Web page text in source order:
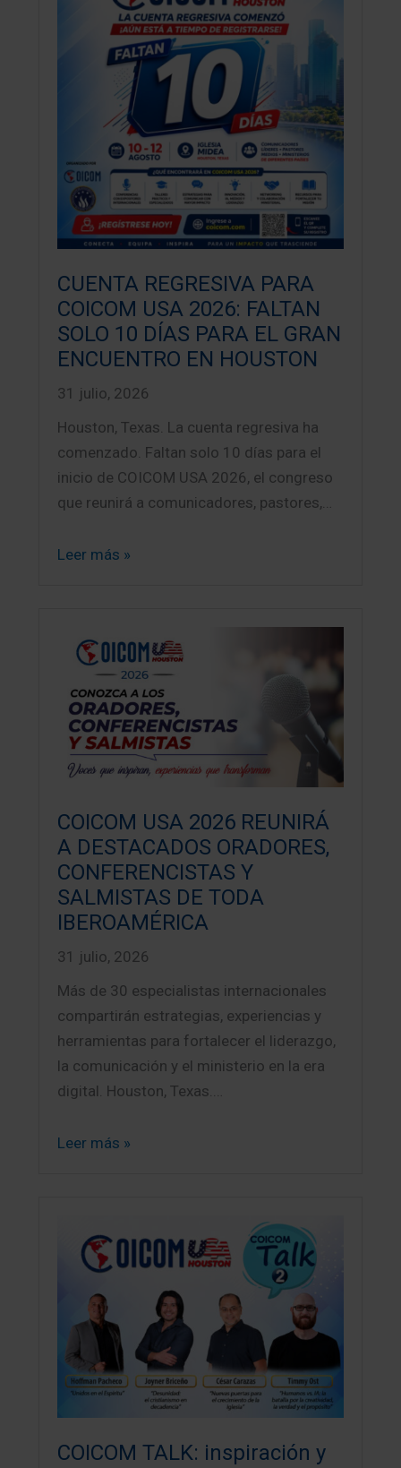
CUENTA REGRESIVA PARA
COICOM USA 2026: FALTAN
SOLO 10 DÍAS PARA EL GRAN
ENCUENTRO EN HOUSTON
31 julio, 2026
Houston, Texas. La cuenta regresiva ha
comenzado. Faltan solo 10 días para el
inicio de COICOM USA 2026, el congreso
que reunirá a comunicadores, pastores,…
Leer más »
COICOM USA 2026 REUNIRÁ
A DESTACADOS ORADORES,
CONFERENCISTAS Y
SALMISTAS DE TODA
IBEROAMÉRICA
31 julio, 2026
Más de 30 especialistas internacionales
compartirán estrategias, experiencias y
herramientas para fortalecer el liderazgo,
la comunicación y el ministerio en la era
digital. Houston, Texas.…
Leer más »
COICOM TALK: inspiración y